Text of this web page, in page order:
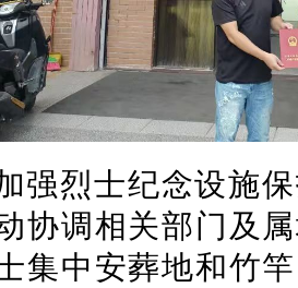
强烈士纪念设施
协调相关部门及
集中安葬地和竹